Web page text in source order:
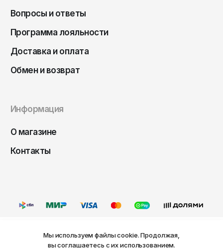
Вопросы и ответы
Программа лояльности
Доставка и оплата
Обмен и возврат
Информация
О магазине
Контакты
Черкесск
Чита
Элиста
Ваш город Пермь?
Мы используем файлы cookie. Продолжая,
вы соглашаетесь с их использованием.